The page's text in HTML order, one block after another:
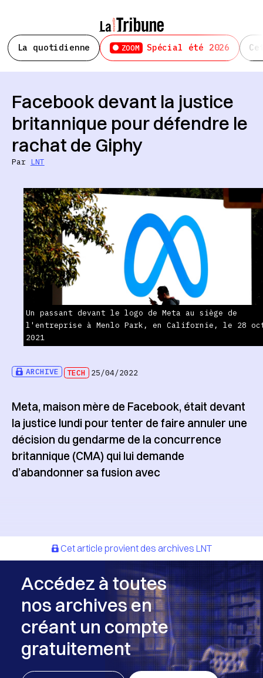
La quotidienne ZOOM Spécial été 2026
ARCHIVE TECH 25/04/2022
Facebook devant la justice
britannique pour défendre le
rachat de Giphy
Par LNT
Un passant devant le logo de Meta au siège de
l'entreprise à Menlo Park, en Californie, le 28
2021
Meta, maison mère de Facebook, était devant
la justice lundi pour tenter de faire annuler une
décision du gendarme de la concurrence
britannique (CMA) qui lui demande
d’abandonner sa fusion avec
Cet article provient des archives LNT
Accédez à toutes
nos archives en
créant un compte
gratuitement